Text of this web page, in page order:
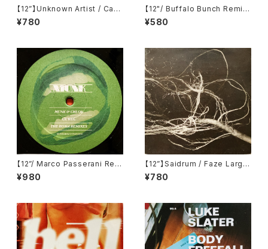
【12”】Unknown Artist / Can
You Break It (LTD 004)
¥780
【12"/ Buffalo Bunch Remi
x】We In Music / Now That
Love Has Gone (We Rock
¥580
【12”/ Marco Passerani Rem
ix】Munk & Chloé / Ce Kul
(The Roma Remixes) (Gom
¥980
【12”】Saidrum / Faze Large
(Revirth) (RE007)
¥780